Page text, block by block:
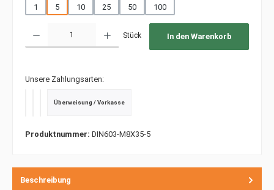
1
5 10 25 50 100
Stück In den Warenkorb
Unsere Zahlungsarten:
Überweisung / Vorkasse
Produktnummer: DIN603-M8X35-5
Beschreibung